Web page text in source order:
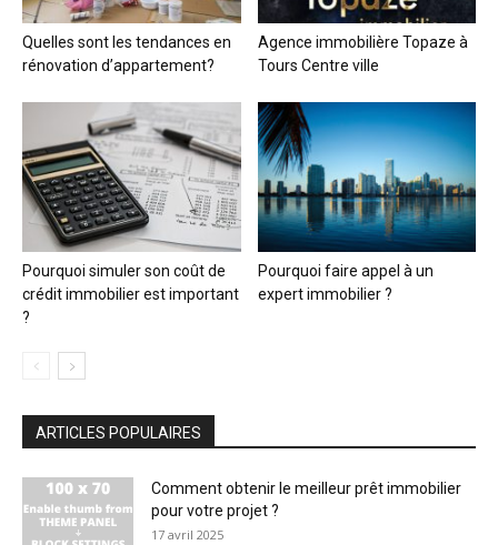
Quelles sont les tendances en
rénovation d’appartement?
Agence immobilière Topaze à
Tours Centre ville
Pourquoi simuler son coût de
crédit immobilier est important
?
Pourquoi faire appel à un
expert immobilier ?
ARTICLES POPULAIRES
Comment obtenir le meilleur prêt immobilier
pour votre projet ?
17 avril 2025